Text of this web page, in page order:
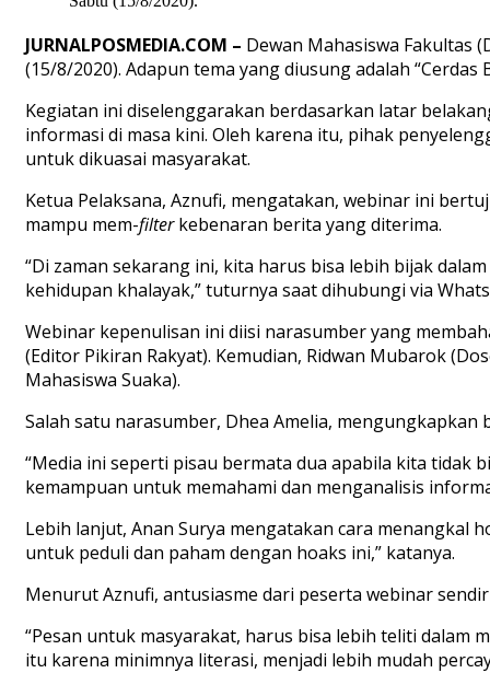
JURNALPOSMEDIA.COM – Dewan Mahasiswa Fakultas
(15/8/2020). Adapun tema yang diusung adalah
Kegiatan ini diselenggarakan berdasarkan latar
informasi di masa kini. Oleh karena itu, pihak
untuk dikuasai masyarakat.
Ketua Pelaksana, Aznufi, mengatakan, webinar ini
mampu mem-filterkebenaran berita yang diterima.
“Di zaman sekarang ini, kita harus bisa lebih bijak
kehidupan khalayak,” tuturnya saat dihubungi via
Webinar kepenulisan ini diisi narasumber yang
(Editor Pikiran Rakyat). Kemudian, Ridwan Mubarok
Mahasiswa Suaka).
Salah satu narasumber, Dhea Amelia,
“Media ini seperti pisau bermata dua apabila kita tidak
kemampuan untuk memahami dan menganalisis
Lebih lanjut, Anan Surya mengatakan cara menangkal
untuk peduli dan paham dengan hoaks ini,” katanya.
Menurut Aznufi, antusiasme dari peserta webinar
“Pesan untuk masyarakat, harus bisa lebih teliti dalam
itu karena minimnya literasi, menjadi lebih mudah